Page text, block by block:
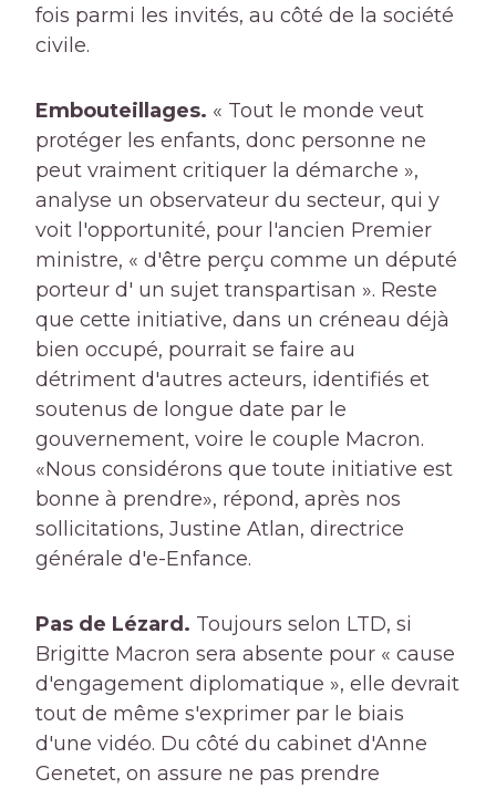
fois parmi les invités, au côté de la société
civile.
Embouteillages. « Tout le monde veut
protéger les enfants, donc personne ne
peut vraiment critiquer la démarche »,
analyse un observateur du secteur, qui y
voit l'opportunité, pour l'ancien Premier
ministre, « d'être perçu comme un député
porteur d' un sujet transpartisan ». Reste
que cette initiative, dans un créneau déjà
bien occupé, pourrait se faire au
détriment d'autres acteurs, identifiés et
soutenus de longue date par le
gouvernement, voire le couple Macron.
«Nous considérons que toute initiative est
bonne à prendre», répond, après nos
sollicitations, Justine Atlan, directrice
générale d'e-Enfance.
Pas de Lézard. Toujours selon LTD, si
Brigitte Macron sera absente pour « cause
d'engagement diplomatique », elle devrait
tout de même s'exprimer par le biais
d'une vidéo. Du côté du cabinet d'Anne
Genetet, on assure ne pas prendre